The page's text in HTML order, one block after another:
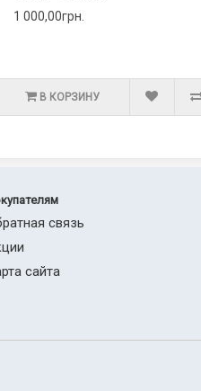
1 000,00грн.
В КОРЗИНУ
связь
сайта